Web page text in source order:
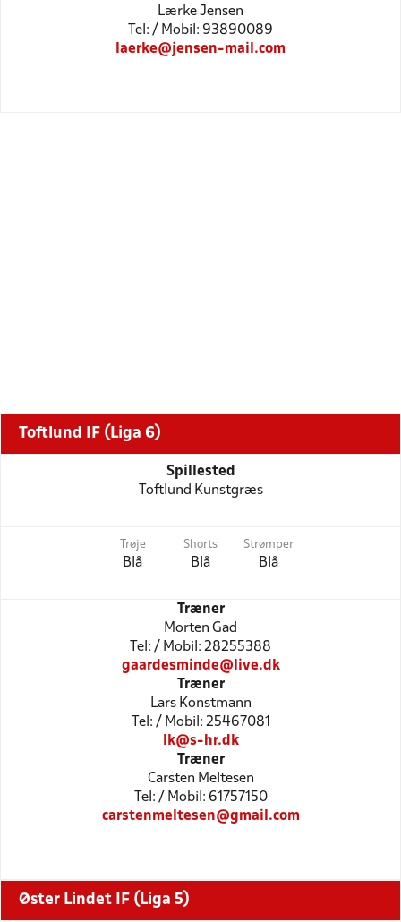
Lærke Jensen
Tel: / Mobil: 93890089
laerke@jensen-mail.com
Toftlund IF (Liga 6)
Spillested
Toftlund Kunstgræs
Trøje
Blå
Shorts
Blå
Strømper
Blå
Træner
Morten Gad
Tel: / Mobil: 28255388
gaardesminde@live.dk
Træner
Lars Konstmann
Tel: / Mobil: 25467081
lk@s-hr.dk
Træner
Carsten Meltesen
Tel: / Mobil: 61757150
carstenmeltesen@gmail.com
Øster Lindet IF (Liga 5)